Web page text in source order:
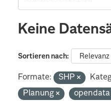
Keine
Sortieren nach
Formate: SHP
Planung